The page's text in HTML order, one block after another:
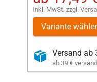
inkl. MwSt. zzgl.
Variante
Versand ab
ab 39 €